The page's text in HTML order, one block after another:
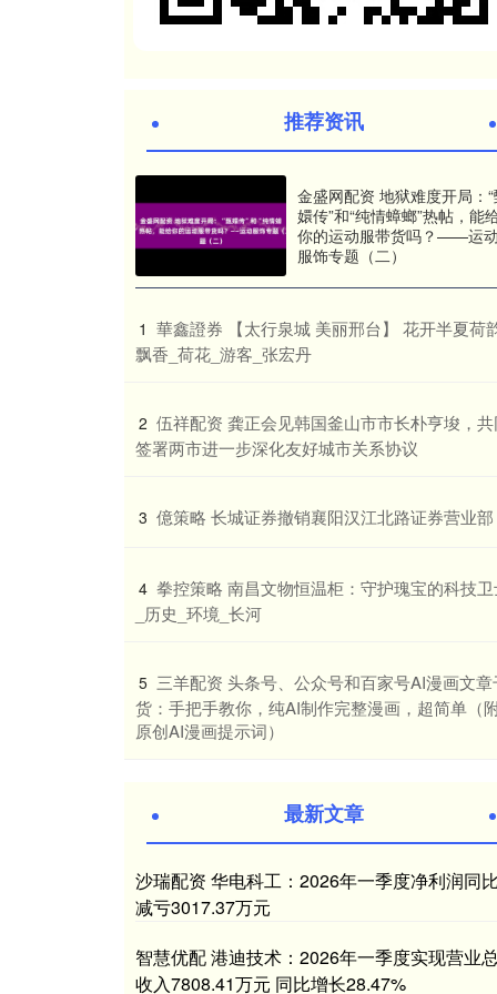
推荐资讯
金盛网配资 地狱难度开局：
嬛传”和“纯情蟑螂”热帖，能
你的运动服带货吗？——运动
服饰专题（二）
1 華鑫證券 【太行泉城 美丽邢台】 花开半夏荷
飘香_荷花_游客_张宏丹
2 伍祥配资 龚正会见韩国釜山市市长朴亨埈，共
签署两市进一步深化友好城市关系协议
3 ​億策略 长城证券撤销襄阳汉江北路证券营业部
4 拳控策略 南昌文物恒温柜：守护瑰宝的科技
_历史_环境_长河
5 三羊配资 头条号、公众号和百家号AI漫画文章
货：手把手教你，纯AI制作完整漫画，超简单（
原创AI漫画提示词）
最新文章
沙瑞配资 华电科工：2026年一季度净利润同比
减亏3017.37万元
智慧优配 港迪技术：2026年一季度实现营业总
收入7808.41万元 同比增长28.47%